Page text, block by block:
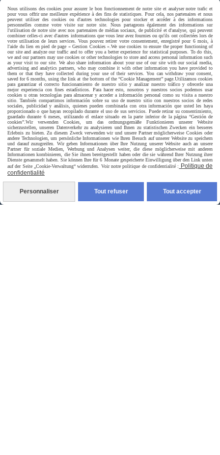
Paiement sécurisé
Livraison rapide
Nous utilisons des cookies pour assurer le bon fonctionnement de notre site et analyser notre trafic et
pour vous offrir une meilleure expérience à des fins de statistiques. Pour cela, nos partenaires et nous
peuvent utiliser des cookies ou d'autres technologies pour stocker et accéder à des informations
personnelles comme votre visite sur notre site. Nous partageons également des informations sur
l'utilisation de notre site avec nos partenaires de médias sociaux, de publicité et d'analyse, qui peuvent
combiner celles-ci avec d'autres informations que vous leur avez fournies ou qu'ils ont collectées lors de
votre utilisation de leurs services. Vous pouvez retirer votre consentement, enregistré pour 6 mois, à
l'aide du lien en pied de page « Gestion Cookies ». We use cookies to ensure the proper functioning of
our site and analyze our traffic and to offer you a better experience for statistical purposes. To do this,
we and our partners may use cookies or other technologies to store and access personal information such
as your visit to our site. We also share information about your use of our site with our social media,
advertising and analytics partners, who may combine it with other information you have provided to
them or that they have collected during your use of their services. You can withdraw your consent,
saved for 6 months, using the link at the bottom of the “Cookie Management” page. Utilizamos cookies
para garantizar el correcto funcionamiento de nuestro sitio y analizar nuestro tráfico y ofrecerle una
mejor experiencia con fines estadísticos. Para hacer esto, nosotros y nuestros socios podemos usar
cookies u otras tecnologías para almacenar y acceder a información personal como su visita a nuestro
sitio. También compartimos información sobre su uso de nuestro sitio con nuestros socios de redes
sociales, publicidad y análisis, quienes pueden combinarla con otra información que usted les haya
proporcionado o que hayan recopilado durante el uso de sus servicios. Puede retirar su consentimiento,
guardado durante 6 meses, utilizando el enlace situado en la parte inferior de la página “Gestión de
cookies”. Wir verwenden Cookies, um das ordnungsgemäße Funktionieren unserer Website
sicherzustellen, unseren Datenverkehr zu analysieren und Ihnen zu statistischen Zwecken ein besseres
Erlebnis zu bieten. Zu diesem Zweck verwenden wir und unsere Partner möglicherweise Cookies oder
andere Technologien, um persönliche Informationen wie Ihren Besuch auf unserer Website zu speichern
und darauf zuzugreifen. Wir geben Informationen über Ihre Nutzung unserer Website auch an unsere
Partner für soziale Medien, Werbung und Analysen weiter, die diese möglicherweise mit anderen
Informationen kombinieren, die Sie ihnen bereitgestellt haben oder die sie während Ihrer Nutzung ihrer
Dienste gesammelt haben. Sie können Ihre für 6 Monate gespeicherte Einwilligung über den Link unten
auf der Seite „Cookie-Verwaltung“ widerrufen. Voir notre politique de confidentialité :
Politique de
confidentialité
Personnaliser Tout refuser Tout accepter